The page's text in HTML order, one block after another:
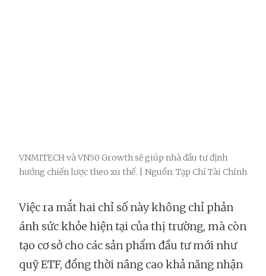
VNMITECH và VN50 Growth sẽ giúp nhà đầu tư định
hướng chiến lược theo xu thế. | Nguồn: Tạp Chí Tài Chính
Việc ra mắt hai chỉ số này không chỉ phản
ánh sức khỏe hiện tại của thị trường, mà còn
tạo cơ sở cho các sản phẩm đầu tư mới như
quỹ ETF, đồng thời nâng cao khả năng nhận